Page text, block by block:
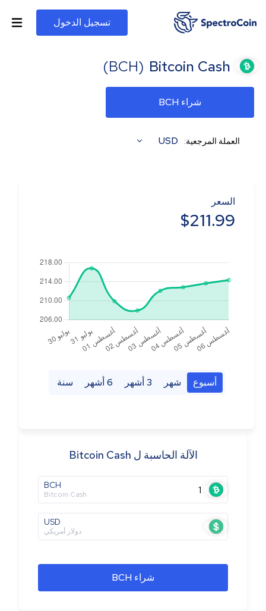
تسجيل الدخول
Bitcoin Cash
(
BCH
)
شراء BCH
العملة المرجعية: USD
السعر
$211.99
أسبوع شهر 3 أشهر 6 أشهر سنة
الآلة الحاسبة ل Bitcoin Cash
BCH
Bitcoin Cash
USD
دولار أمريكي
شراء BCH